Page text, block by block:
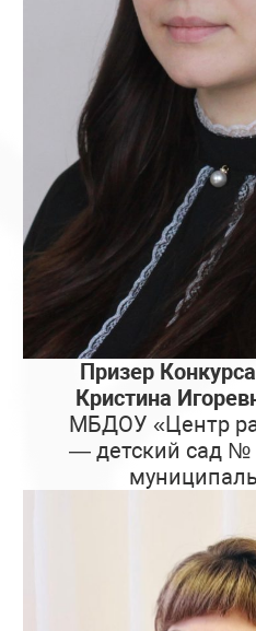
Призер
Кристина
МБДОУ «Центр
— детский сад №